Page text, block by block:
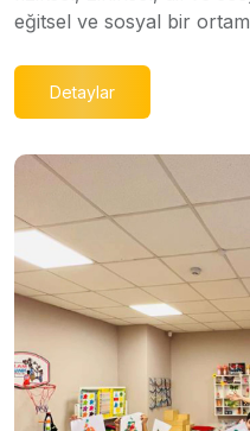
eğitsel ve sosyal bir
Detaylar